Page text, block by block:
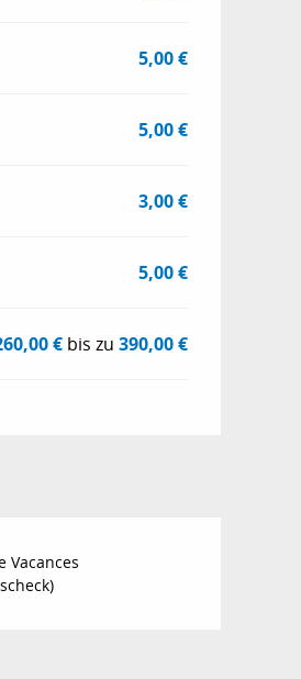
5,00 €
5,00 €
3,00 €
5,00 €
€ bis zu390,00 €
Vacances